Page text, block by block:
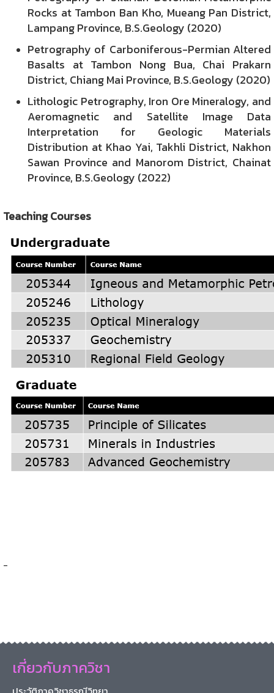
Rocks at Tambon Ban Kho, Mueang Pan District,
Lampang Province, B.S.Geology (2020)
Petrography of Carboniferous-Permian Altered
Basalts at Tambon Nong Bua, Chai Prakarn
District, Chiang Mai Province, B.S.Geology (2020)
Lithologic Petrography, Iron Ore Mineralogy, and
Aeromagnetic and Satellite Image Data
Interpretation for Geologic Materials
Distribution at Khao Yai, Takhli District, Nakhon
Sawan Province and Manorom District, Chainat
Province, B.S.Geology (2022)
Teaching Courses
-
เกี่ยวกับภาควิชา